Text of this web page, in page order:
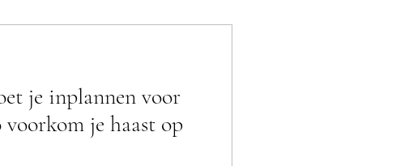
je inplannen voor
voorkom je haast op